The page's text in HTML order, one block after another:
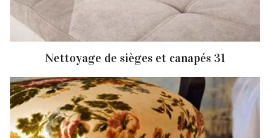
Nettoyage de sièges et canapés 31